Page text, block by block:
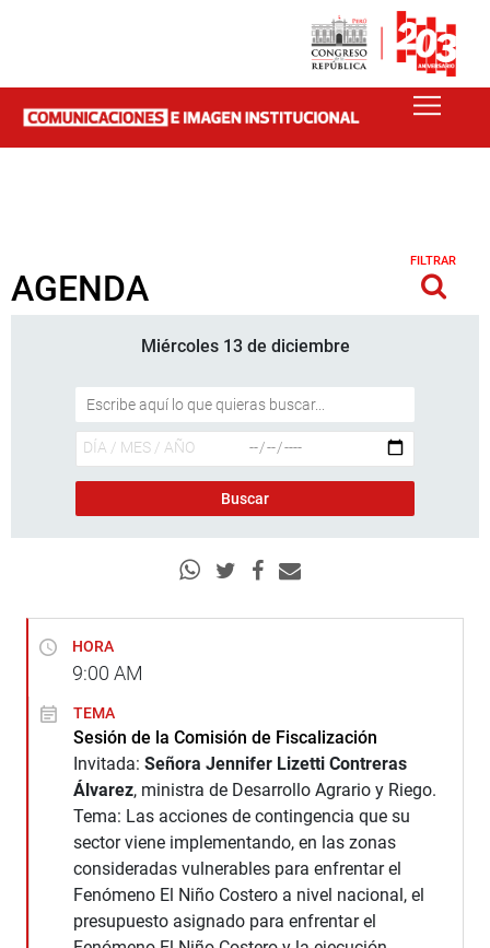
AGENDA
FILTRAR
Miércoles 13 de diciembre
HORA
9:00 AM
TEMA
Sesión de la Comisión de Fiscalización
Invitada: Señora Jennifer Lizetti Contreras
Álvarez, ministra de Desarrollo Agrario y Riego.
Tema: Las acciones de contingencia que su
sector viene implementando, en las zonas
consideradas vulnerables para enfrentar el
Fenómeno El Niño Costero a nivel nacional, el
presupuesto asignado para enfrentar el